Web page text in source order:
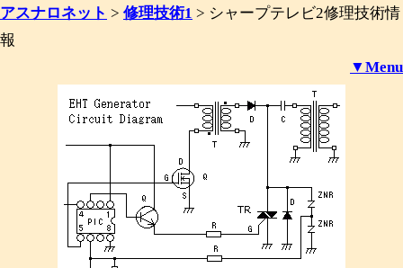
アスナロネット > 修理技術1 > シャープテレビ2修理技術情
報
▼Menu